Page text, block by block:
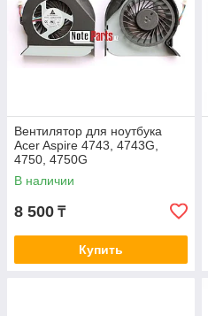
Вентилятор для ноутбука
Acer Aspire 4743, 4743G,
4750, 4750G
В наличии
8 500 ₸
Купить